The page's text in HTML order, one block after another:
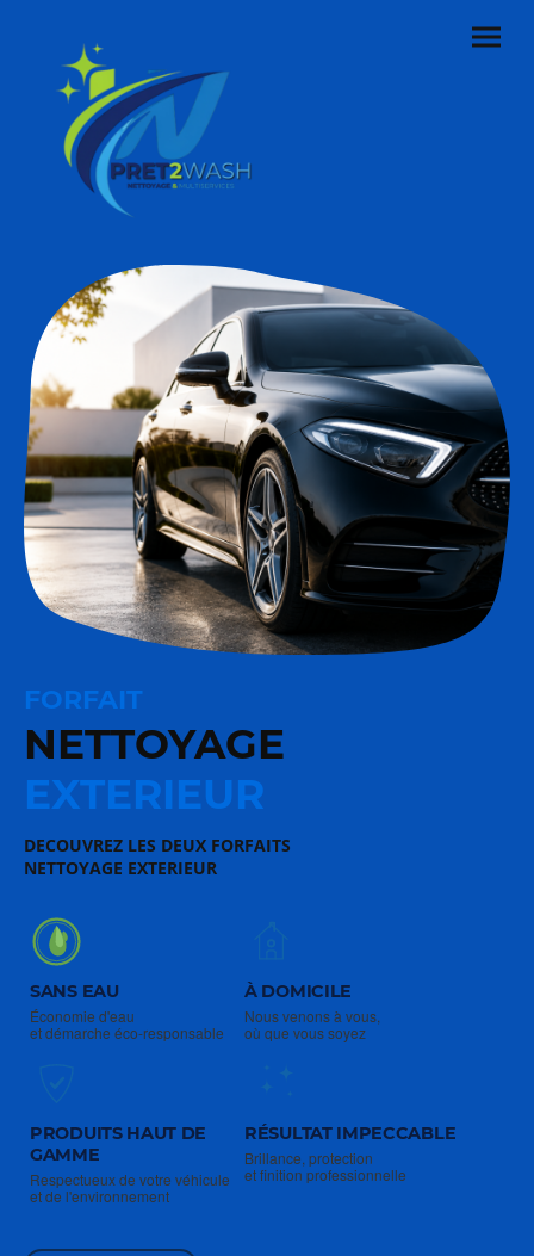
FORFAIT
NETTOYAGE
EXTERIEUR
DECOUVREZ LES DEUX FORFAITS
NETTOYAGE EXTERIEUR
SANS EAU
Économie d'eau
et démarche éco-responsable
À DOMICILE
Nous venons à vous,
où que vous soyez
PRODUITS HAUT DE
GAMME
Respectueux de votre véhicule
et de l'environnement
RÉSULTAT IMPECCABLE
Brillance, protection
et finition professionnelle